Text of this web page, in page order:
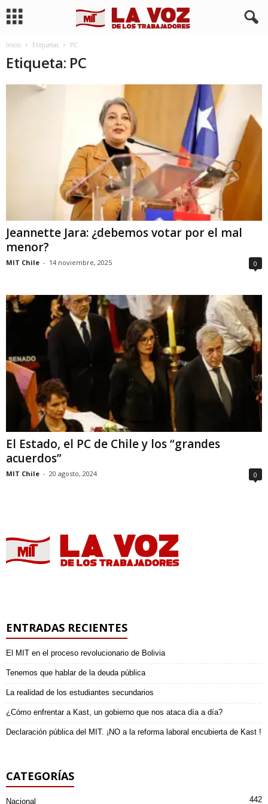
Inicio Etiquetas PC
Etiqueta: PC
Jeannette Jara: ¿debemos votar por el mal
menor?
MIT Chile - 14 noviembre, 2025 0
El Estado, el PC de Chile y los “grandes
acuerdos”
MIT Chile - 20 agosto, 2024 0
ENTRADAS RECIENTES
El MIT en el proceso revolucionario de Bolivia
Tenemos que hablar de la deuda pública
La realidad de los estudiantes secundarios
¿Cómo enfrentar a Kast, un gobierno que nos ataca día a día?
Declaración pública del MIT. ¡NO a la reforma laboral encubierta de Kast !
CATEGORÍAS
Nacional 442